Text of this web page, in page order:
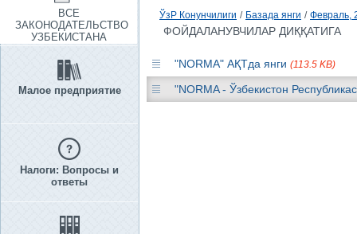
ВСЕ
ЗАКОНОДАТЕЛЬСТВО
УЗБЕКИСТАНА
Малое предприятие
Налоги: Вопросы и
ответы
ЎзР Конунчилиги / Базада янги / Февраль,
ФОЙДАЛАНУВЧИЛАР ДИҚҚАТИГА
"NORMA" АҚТда янги (113.5 KB)
"NORMA - Ўзбекистон